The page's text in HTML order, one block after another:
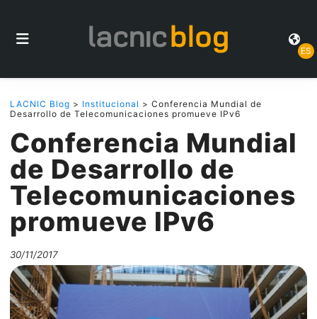
ES
LACNIC Blog > Institucional > Conferencia Mundial de
Desarrollo de Telecomunicaciones promueve IPv6
Conferencia Mundial
de Desarrollo de
Telecomunicaciones
promueve IPv6
30/11/2017